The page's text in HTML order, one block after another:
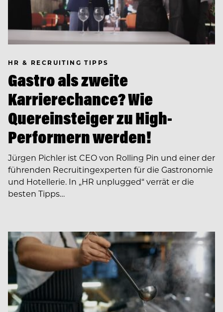
HR & RECRUITING TIPPS
Gastro als zweite
Karrierechance? Wie
Quereinsteiger zu High-
Performern werden!
Jürgen Pichler ist CEO von Rolling Pin und einer der
führenden Recruiting­experten für die Gastronomie
und Hotellerie. In ­­„HR unplugged“ verrät er die
besten Tipps…